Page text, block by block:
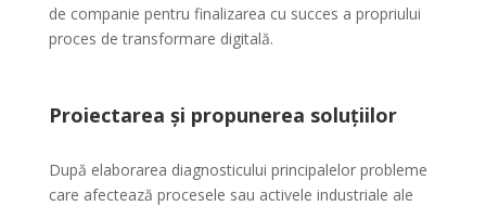
de companie pentru finalizarea cu succes a propriului
proces de transformare digitală.
Proiectarea și propunerea soluțiilor
După elaborarea diagnosticului principalelor probleme
care afectează procesele sau activele industriale ale